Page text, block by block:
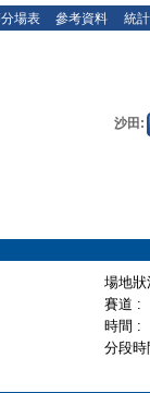
場表 參考資料 統
沙田:
場地
賽道 :
時間 :
分段